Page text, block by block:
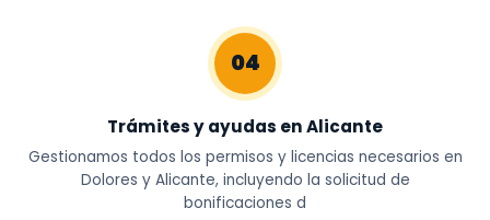
04
Trámites y ayudas en Alicante
Gestionamos todos los permisos y licencias necesarios en
Dolores y Alicante, incluyendo la solicitud de
bonificaciones d